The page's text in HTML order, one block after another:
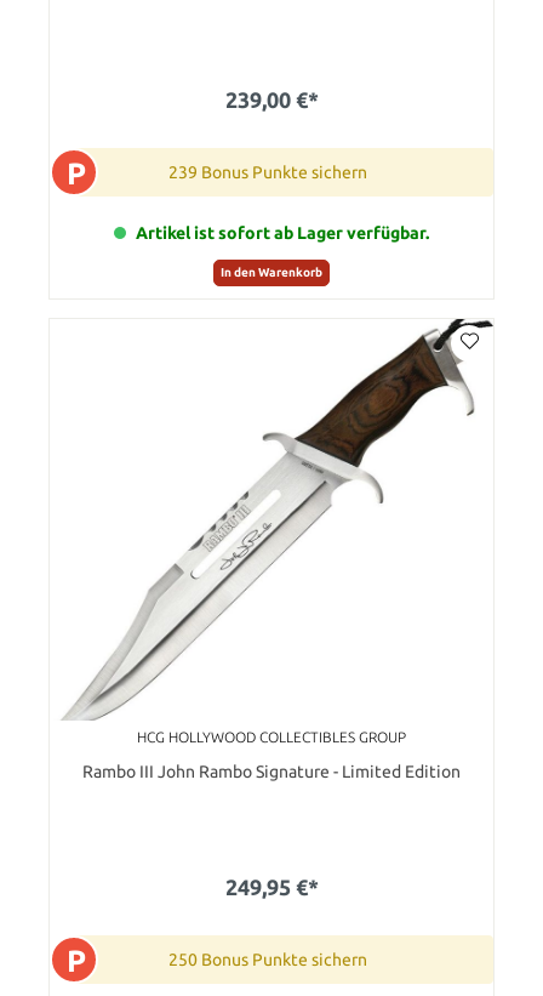
239,00 €*
P 239 Bonus Punkte sichern
Artikel ist sofort ab Lager verfügbar.
In den Warenkorb
HCG HOLLYWOOD COLLECTIBLES GROUP
Rambo III John Rambo Signature - Limited Edition
249,95 €*
P 250 Bonus Punkte sichern